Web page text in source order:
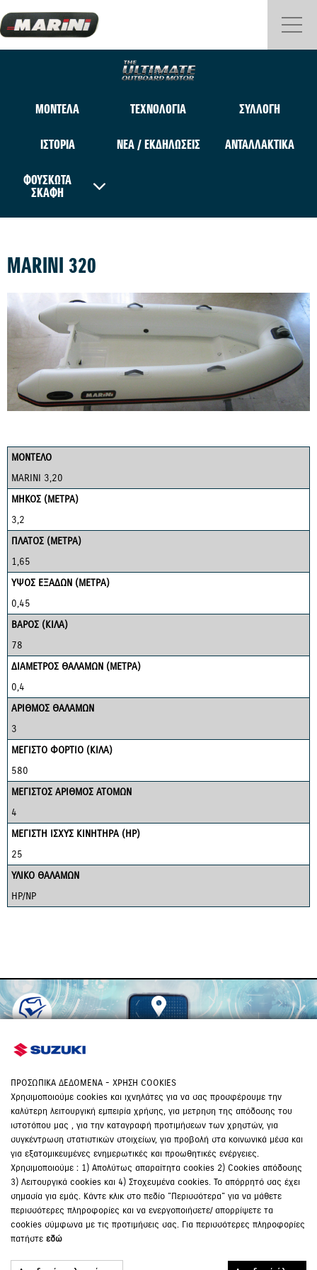
ΜΟΝΤΕΛΑ ΤΕΧΝΟΛΟΓΙΑ ΣΥΛΛΟΓΗ
ΙΣΤΟΡΙΑ ΝΕΑ / ΕΚΔΗΛΩΣΕΙΣ ΑΝΤΑΛΛΑΚΤΙΚΑ
ΦΟΥΣΚΩΤΑ
ΣΚΑΦΗ
MARINI 320
ΜΟΝΤΕΛΟ
MARINI 3,20
ΜΗΚΟΣ (ΜΕΤΡΑ)
3,2
ΠΛΑΤΟΣ (ΜΕΤΡΑ)
1,65
YΨΟΣ ΕΞΑΔΩΝ (ΜΕΤΡΑ)
0,45
ΒΑΡΟΣ (ΚΙΛΑ)
78
ΔΙΑΜΕΤΡΟΣ ΘΑΛΑΜΩΝ (ΜΕΤΡΑ)
0,4
ΑΡΙΘΜΟΣ ΘΑΛΑΜΩΝ
3
ΜΕΓΙΣΤΟ ΦΟΡΤΙΟ (ΚΙΛΑ)
580
ΜΕΓΙΣΤΟΣ ΑΡΙΘΜΟΣ ΑΤΟΜΩΝ
4
ΜΕΓΙΣΤΗ ΙΣΧΥΣ ΚΙΝΗΤΗΡΑ (HP)
25
ΥΛΙΚΟ ΘΑΛΑΜΩΝ
HP/NP
ΠΕΡΙΣΣΟΤΕΡΑ
Νικ. Ι. Θεοχαράκης Α.Ε.
Διεύθυνση
Λεωφ. Κηφισού 29, Αιγάλεω, 12242
Τηλέφωνο
+30 210 48 33 328
Όροι χρήσης
Εγχειρίδια Κατόχων
ΠΡΟΣΩΠΙΚΑ ΔΕΔΟΜΕΝΑ - ΧΡΗΣΗ COOKIES
Χρησιμοποιούμε cookies και ιχνηλάτες για να σας προσφέρουμε την
καλύτερη λειτουργική εμπειρία χρήσης, για μετρηση της απόδοσης του
ιστοτόπου μας , για την καταγραφή προτιμήσεων των χρηστών, για
συγκέντρωση στατιστικών στοιχείων, για προβολή στα κοινωνικά μέσα και
για εξατομικευμένες ενημερωτικές και προωθητικές ενέργειες.
Χρησιμοποιούμε : 1) Απολύτως απαραίτητα cookies 2) Cookies απόδοσης
3) Λειτουργικά cookies και 4) Στοχευμένα cookies. Το απόρρητό σας έχει
σημασία για εμάς. Κάντε κλικ στο πεδίο "Περισσότερα" για να μάθετε
περισσότερες πληροφορίες και να ενεργοποιήσετε/ απορρίψετε τα
cookies σύμφωνα με τις προτιμήσεις σας. Για περισσότερες πληροφορίες
πατήστε εδώ